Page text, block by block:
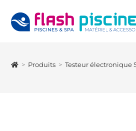
> Produits > Testeur électronique